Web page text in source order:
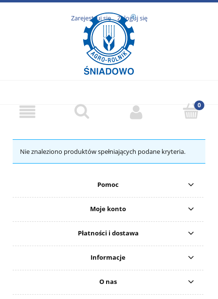
Zarejestruj się Zaloguj się
Nie znaleziono produktów spełniających podane kryteria.
Pomoc
Moje konto
Płatności i dostawa
Informacje
O nas